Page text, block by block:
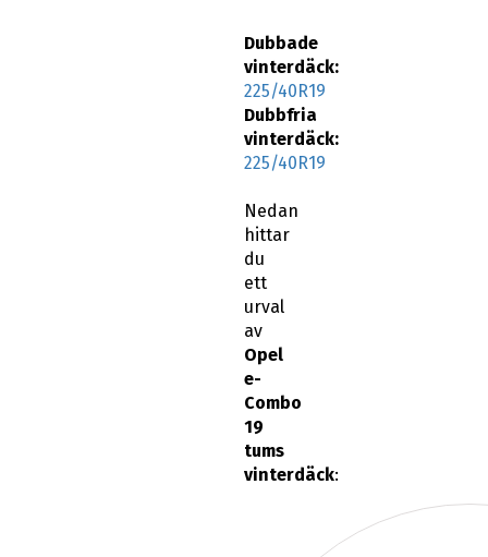
Dubbade
vinterdäck:
225/40R19
Dubbfria
vinterdäck:
225/40R19
Nedan
hittar
du
ett
urval
av
Opel
e-
Combo
19
tums
vinterdäck: